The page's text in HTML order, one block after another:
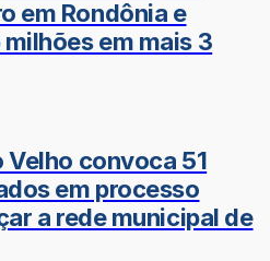
em Rondônia e
em mais 3
convoca 51
em processo
a rede municipal de